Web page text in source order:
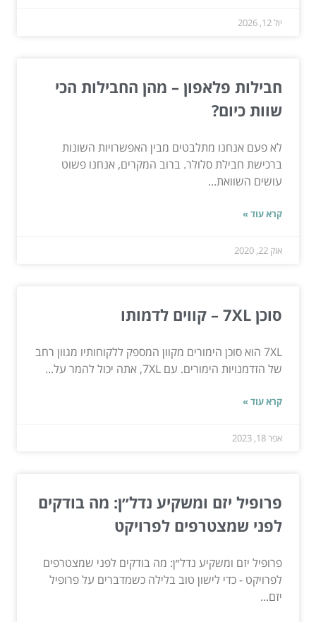
יול 12, 2026
חבילות פלאפון – מהן החבילות הכי
שוות כיום?
לא פעם אנחנו מתלבטים מבין האפשרויות השונות
ברכישת חבילת סלולר. ברוב המקרים, אנחנו פשוט
עושים השוואת...
קרא עוד »
אוק 22, 2020
סוכן 7XL – קווים לדמותו
7XL הוא סוכן הימורים מקוון המספק ללקוחותיו מגוון רחב
של הזדמנויות הימורים. עם 7XL, אתה יכול להמר על...
קרא עוד »
אפר 18, 2023
פרופיל יזם ומשקיע נדל״ן: מה בודקים
לפני שמצטרפים לפרויקט
פרופיל יזם ומשקיע נדל״ן: מה בודקים לפני שמצטרפים
לפרויקט - כדי לישון טוב בלילה כשמדברים על פרופיל
יזם...